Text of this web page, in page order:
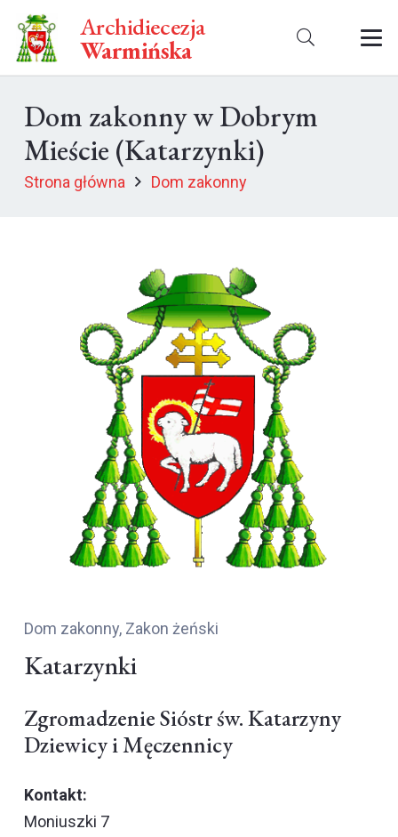
Archidiecezja
Warmińska
Dom zakonny w Dobrym
Mieście (Katarzynki)
Strona główna Dom zakonny
Dom zakonny, Zakon żeński
Katarzynki
Zgromadzenie Sióstr św. Katarzyny
Dziewicy i Męczennicy
Kontakt:
Moniuszki 7